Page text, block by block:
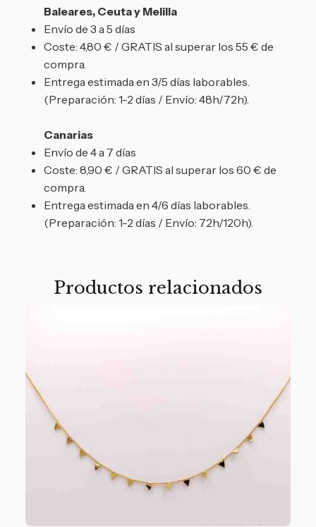
Baleares, Ceuta y Melilla
Envío de 3 a 5 días
Coste: 4,80 € / GRATIS al superar los 55 € de
compra.
Entrega estimada en 3/5 días laborables.
(Preparación: 1-2 días / Envío: 48h/72h).
Canarias
Envío de 4 a 7 días
Coste: 8,90 € / GRATIS al superar los 60 € de
compra.
Entrega estimada en 4/6 días laborables.
(Preparación: 1-2 días / Envío: 72h/120h).
Productos relacionados